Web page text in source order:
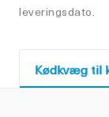
leveringsdato.
Kødkvæg til